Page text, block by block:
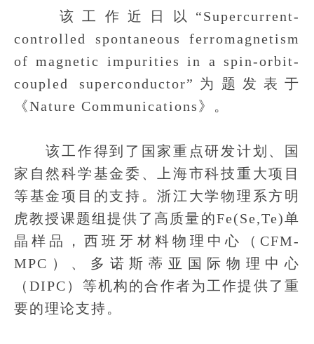
该工作近日以“Supercurrent-
controlled spontaneous ferromagnetism
of magnetic impurities in a spin-orbit-
coupled superconductor”为题发表于
《Nature Communications》。
该工作得到了国家重点研发计划、国
家自然科学基金委、上海市科技重大项目
等基金项目的支持。浙江大学物理系方明
虎教授课题组提供了高质量的Fe(Se,Te)单
晶样品，西班牙材料物理中心（CFM-
MPC）、多诺斯蒂亚国际物理中心
（DIPC）等机构的合作者为工作提供了重
要的理论支持。